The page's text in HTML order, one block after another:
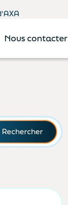
Nous contacter
Rechercher